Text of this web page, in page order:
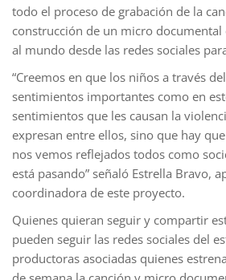
todo el proceso de grabación de la
construcción de un micro
al mundo desde las redes sociales
“Creemos en que los niños a través
sentimientos importantes como en
sentimientos que les causan la
expresan entre ellos, sino que hay
nos vemos reflejados todos como
está pasando” señaló Estrella Bravo,
coordinadora de este proyecto.
Quienes quieran seguir y compartir
pueden seguir las redes sociales del
productoras asociadas quienes